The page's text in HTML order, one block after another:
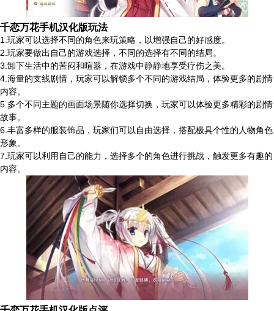
千恋万花手机汉化版玩法
1.玩家可以选择不同的角色来玩策略，以增强自己的好感度。
2.玩家要做出自己的游戏选择，不同的选择有不同的结局。
3.卸下生活中的苦闷和喧嚣，在游戏中静静地享受疗伤之美。
4.海量的支线剧情，玩家可以解锁多个不同的游戏结局，体验更多的剧情
内容。
5.多个不同主题的画面场景随你选择切换，玩家可以体验更多精彩的剧情
故事。
6.丰富多样的服装饰品，玩家们可以自由选择，搭配极具个性的人物角色
形象。
7.玩家可以利用自己的能力，选择多个的角色进行挑战，触发更多有趣的
内容。